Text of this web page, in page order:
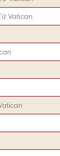
Vatican